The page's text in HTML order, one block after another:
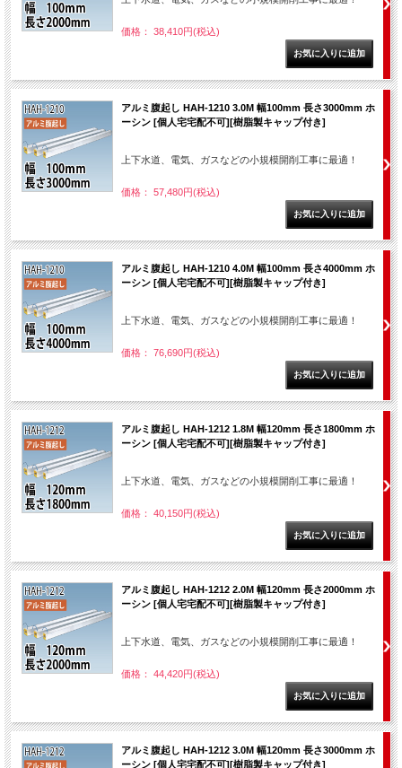
価格： 38,410円(税込)
アルミ腹起し HAH-1210 3.0M 幅100mm 長さ3000mm ホ
ーシン [個人宅宅配不可][樹脂製キャップ付き]
上下水道、電気、ガスなどの小規模開削工事に最適！
価格： 57,480円(税込)
アルミ腹起し HAH-1210 4.0M 幅100mm 長さ4000mm ホ
ーシン [個人宅宅配不可][樹脂製キャップ付き]
上下水道、電気、ガスなどの小規模開削工事に最適！
価格： 76,690円(税込)
アルミ腹起し HAH-1212 1.8M 幅120mm 長さ1800mm ホ
ーシン [個人宅宅配不可][樹脂製キャップ付き]
上下水道、電気、ガスなどの小規模開削工事に最適！
価格： 40,150円(税込)
アルミ腹起し HAH-1212 2.0M 幅120mm 長さ2000mm ホ
ーシン [個人宅宅配不可][樹脂製キャップ付き]
上下水道、電気、ガスなどの小規模開削工事に最適！
価格： 44,420円(税込)
アルミ腹起し HAH-1212 3.0M 幅120mm 長さ3000mm ホ
ーシン [個人宅宅配不可][樹脂製キャップ付き]